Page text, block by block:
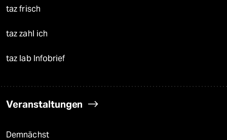
taz frisch
taz zahl ich
taz lab Infobrief
Veranstaltungen
Demnächst